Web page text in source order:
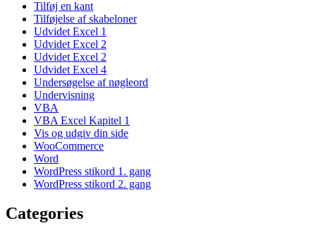
Tilføj en kant
Tilføjelse af skabeloner
Udvidet Excel 1
Udvidet Excel 2
Udvidet Excel 2
Udvidet Excel 4
Undersøgelse af nøgleord
Undervisning
VBA
VBA Excel Kapitel 1
Vis og udgiv din side
WooCommerce
Word
WordPress stikord 1. gang
WordPress stikord 2. gang
Categories